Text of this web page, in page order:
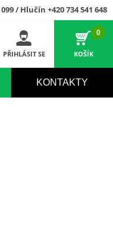
/ Hlučín +420 734 541 648
PŘIHLÁSIT SE
0
KOŠÍK
KONTAKTY